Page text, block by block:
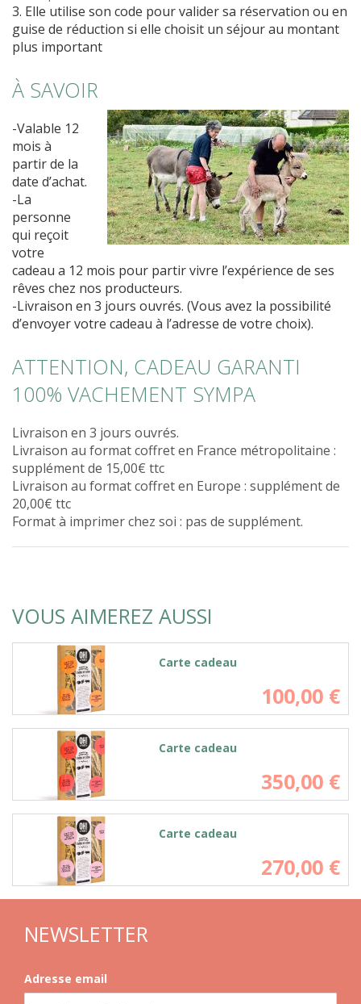
3. Elle utilise son code pour valider sa réservation ou en
guise de réduction si elle choisit un séjour au montant
plus important
À SAVOIR
-Valable 12
mois à
partir de la
date d’achat.
-La
personne
qui reçoit
votre
cadeau a 12 mois pour partir vivre l’expérience de ses
rêves chez nos producteurs.
-Livraison en 3 jours ouvrés. (Vous avez la possibilité
d’envoyer votre cadeau à l’adresse de votre choix).
ATTENTION, CADEAU GARANTI
100% VACHEMENT SYMPA
Livraison en 3 jours ouvrés.
Livraison au format coffret en France métropolitaine :
supplément de 15,00€ ttc
Livraison au format coffret en Europe : supplément de
20,00€ ttc
Format à imprimer chez soi : pas de supplément.
VOUS AIMEREZ AUSSI
Carte cadeau
100,00 €
Carte cadeau
350,00 €
Carte cadeau
270,00 €
NEWSLETTER
Adresse email